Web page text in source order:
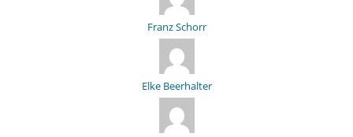
Franz Schorr
Elke Beerhalter